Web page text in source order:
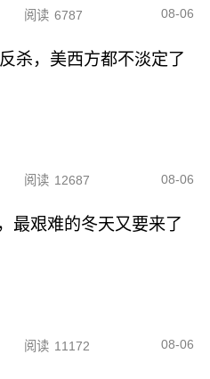
阅读 6787 08-06
杀，美西方都不淡定了
阅读 12687 08-06
最艰难的冬天又要来了
阅读 11172 08-06